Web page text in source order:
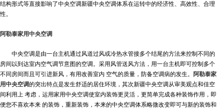
结构形式等直接影响了中央空调新疆中央空调体系在运转中的经济性、高效性、合理
性。
阿勒泰家用中央空调
中央空调是由一台主机通过风道过风或冷热水管接多个结尾的方法来控制不同的
房间以到达室内空气调节意图的空调。采用风管送风方法，用一台主机即可控制多个
不同房间而且可引进新风，有用改善室内 空气的质量，防备空调病的发生。
阿勒泰家
用中央空调的突出特点是发生舒适的居住环境，其次新疆中央空调 从审美观点和佳空
间利用上 考虑，运用家用中央空调使室内装饰更灵活，更简单完成各种装饰作用，即
便您不喜欢本来 的装饰，重新装饰，本来的中央空调体系略微改变即可与新的装饰和